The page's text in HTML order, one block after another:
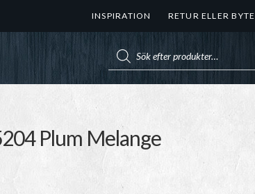
INSPIRATION RETUR ELLER BYTE
Plum Melange